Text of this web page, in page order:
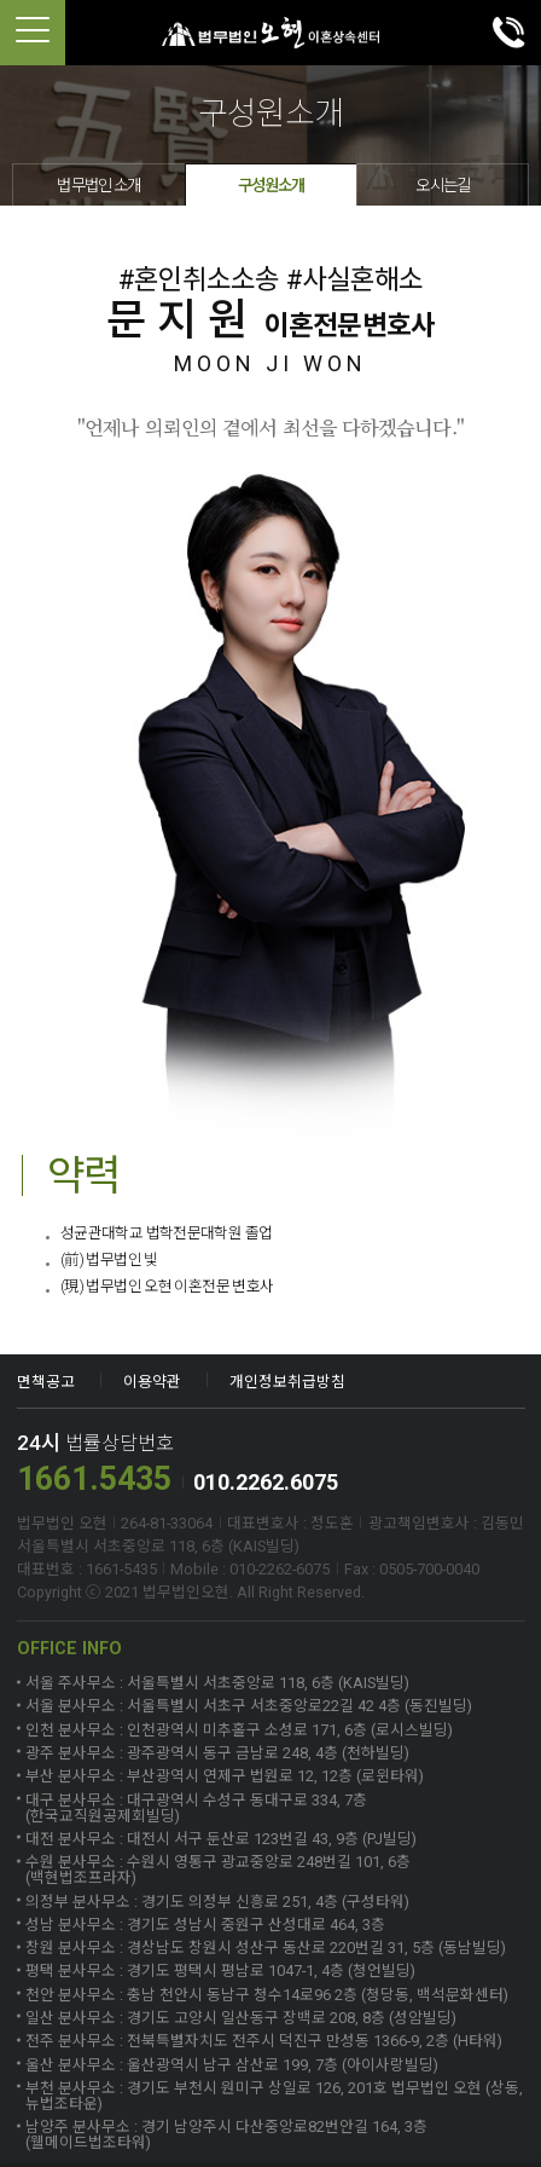
구성원소개
법무법인 소개 구성원소개 오시는길
#혼인취소소송 #사실혼해소
문지원 이혼전문변호사
MOON JI WON
"언제나 의뢰인의 곁에서 최선을 다하겠습니다."
약력
성균관대학교 법학전문대학원 졸업
(前) 법무법인 빛
(現) 법무법인 오현 이혼전문 변호사​
면책공고 이용약관 개인정보취급방침
24시 법률상담번호
1661.5435 010.2262.6075
법무법인 오현 264-81-33064 대표변호사 : 정도훈
광고책임변호사 : 김동민
서울특별시 서초중앙로 118, 6층 (KAIS빌딩)
대표번호 : 1661-5435
Mobile : 010-2262-6075
Fax : 0505-700-0040
Copyright ⓒ 2021 법무법인오현. All Right Reserved.
OFFICE INFO
서울 주사무소 : 서울특별시 서초중앙로 118, 6층 (KAIS빌딩)
서울 분사무소 : 서울특별시 서초구 서초중앙로22길 42 4층 (동진빌딩)
인천 분사무소 : 인천광역시 미추홀구 소성로 171, 6층 (로시스빌딩)
광주 분사무소 : 광주광역시 동구 금남로 248, 4층 (천하빌딩)
부산 분사무소 : 부산광역시 연제구 법원로 12, 12층 (로윈타워)
대구 분사무소 : 대구광역시 수성구 동대구로 334, 7층
(한국교직원공제회빌딩)
대전 분사무소 : 대전시 서구 둔산로 123번길 43, 9층 (PJ빌딩)
수원 분사무소 : 수원시 영통구 광교중앙로 248번길 101, 6층
(백현법조프라자)
의정부 분사무소 : 경기도 의정부 신흥로 251, 4층 (구성타워)
성남 분사무소 : 경기도 성남시 중원구 산성대로 464, 3층
창원 분사무소 : 경상남도 창원시 성산구 동산로 220번길 31, 5층 (동남빌딩)
평택 분사무소 : 경기도 평택시 평남로 1047-1, 4층 (청언빌딩)
천안 분사무소 : 충남 천안시 동남구 청수14로96 2층 (청당동, 백석문화센터)
일산 분사무소 : 경기도 고양시 일산동구 장백로 208, 8층 (성암빌딩)
전주 분사무소 : 전북특별자치도 전주시 덕진구 만성동 1366-9, 2층 (H타워)
울산 분사무소 : 울산광역시 남구 삼산로 199, 7층 (아이사랑빌딩)
부천 분사무소 : 경기도 부천시 원미구 상일로 126, 201호 법무법인 오현 (상동,
뉴법조타운)
남양주 분사무소 : 경기 남양주시 다산중앙로82번안길 164, 3층
(웰메이드법조타워)